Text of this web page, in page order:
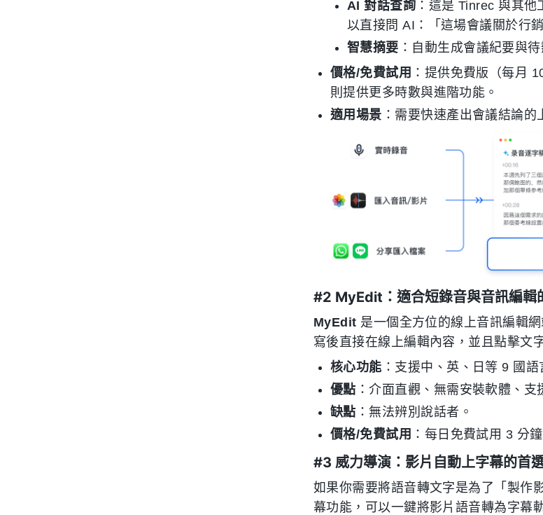
AI 對話查詢 ：這是 Tinrec 與其
以直接問 AI：「這場會議關於行
智慧摘要 ：自動生成會議紀要與
價格/免費試用 ：提供免費版（每月
則提供更多時數與進階功能。
適用場景 ：需要快速產出會議結論
#2 MyEdit：適合短錄音與音訊編輯
MyEdit 是一個全方位的線上音訊編輯
寫後直接在線上編輯內容，並且點擊文
核心功能 ：支援中、英、日等 9 國
優點 ：介面直觀、無需安裝軟體、
缺點 ：無法辨別說話者。
價格/免費試用 ：每日免費試用 3 分
#3 威力導演：影片自動上字幕的首
如果你需要將語音轉文字是為了「製作
幕功能，可以一鍵將影片語音轉為字幕